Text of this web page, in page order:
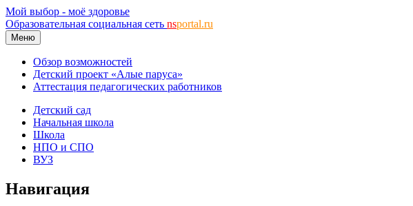
Мой выбор - моё здоровье
Образовательная социальная сеть nsportal.ru
Меню
Обзор возможностей
Детский проект «Алые паруса»
Аттестация педагогических работников
Детский сад
Начальная школа
Школа
НПО и СПО
ВУЗ
Навигация